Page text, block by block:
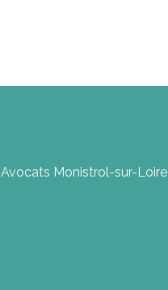
Avocats Monistrol-sur-Loire